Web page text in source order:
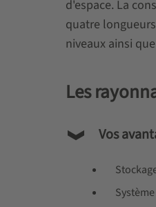
d'espace. La
quatre
niveaux ainsi
Les
Vos